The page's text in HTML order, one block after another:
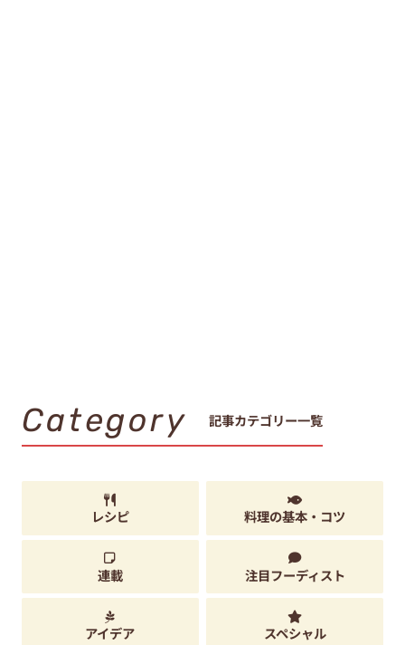
Category 記事カテゴリー一覧
レシピ 料理の基本・コツ
連載 注目フーディスト
アイデア スペシャル